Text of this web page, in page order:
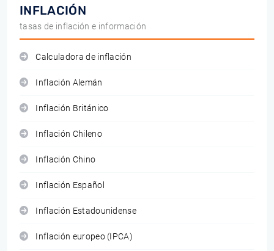
INFLACIÓN
tasas de inflación e información
Calculadora de inflación
Inflación Alemán
Inflación Británico
Inflación Chileno
Inflación Chino
Inflación Español
Inflación Estadounidense
Inflación europeo (IPCA)